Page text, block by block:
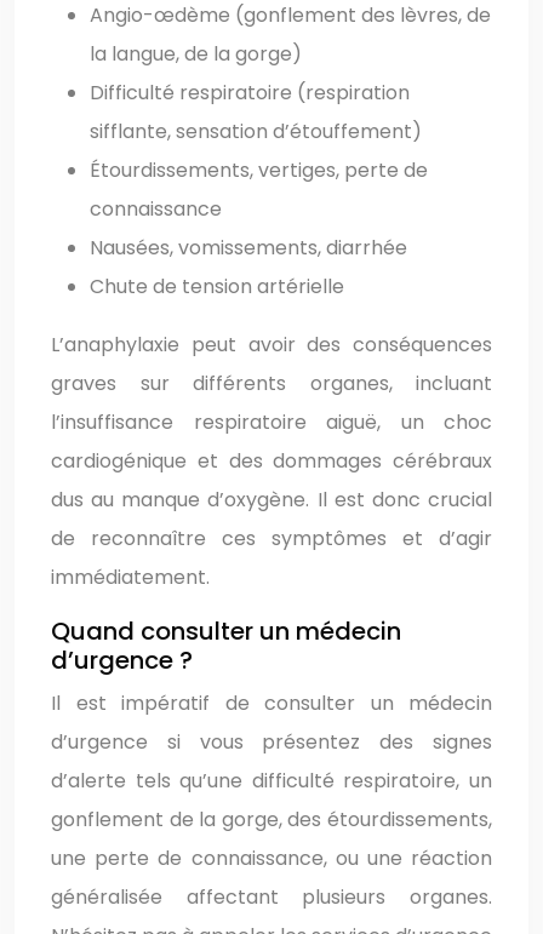
Angio-œdème (gonflement des lèvres, de
la langue, de la gorge)
Difficulté respiratoire (respiration
sifflante, sensation d’étouffement)
Étourdissements, vertiges, perte de
connaissance
Nausées, vomissements, diarrhée
Chute de tension artérielle
L’anaphylaxie peut avoir des conséquences
graves sur différents organes, incluant
l’insuffisance respiratoire aiguë, un choc
cardiogénique et des dommages cérébraux
dus au manque d’oxygène. Il est donc crucial
de reconnaître ces symptômes et d’agir
immédiatement.
Quand consulter un médecin
d’urgence ?
Il est impératif de consulter un médecin
d’urgence si vous présentez des signes
d’alerte tels qu’une difficulté respiratoire, un
gonflement de la gorge, des étourdissements,
une perte de connaissance, ou une réaction
généralisée affectant plusieurs organes.